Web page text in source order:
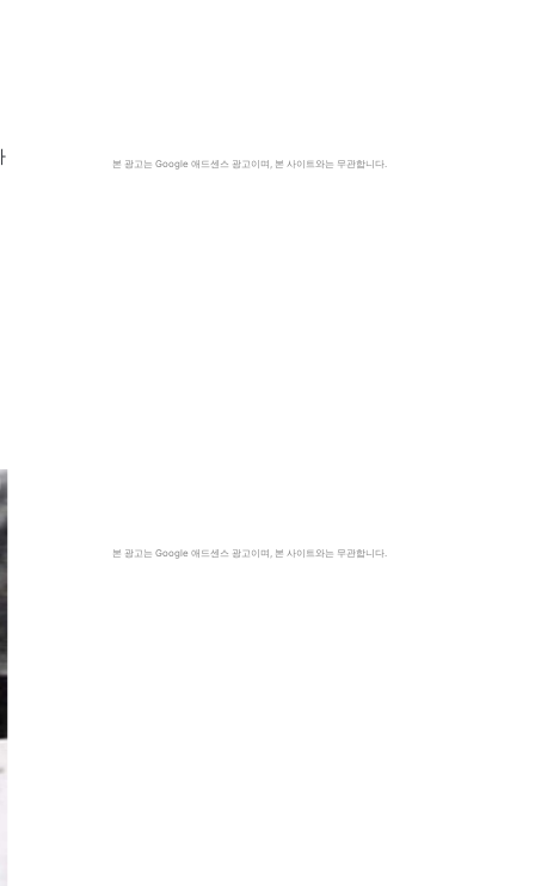
본 광고는 Google 애드센스 광고이며, 본 사이트와는 무관합니다.
본 광고는 Google 애드센스 광고이며, 본 사이트와는 무관합니다.